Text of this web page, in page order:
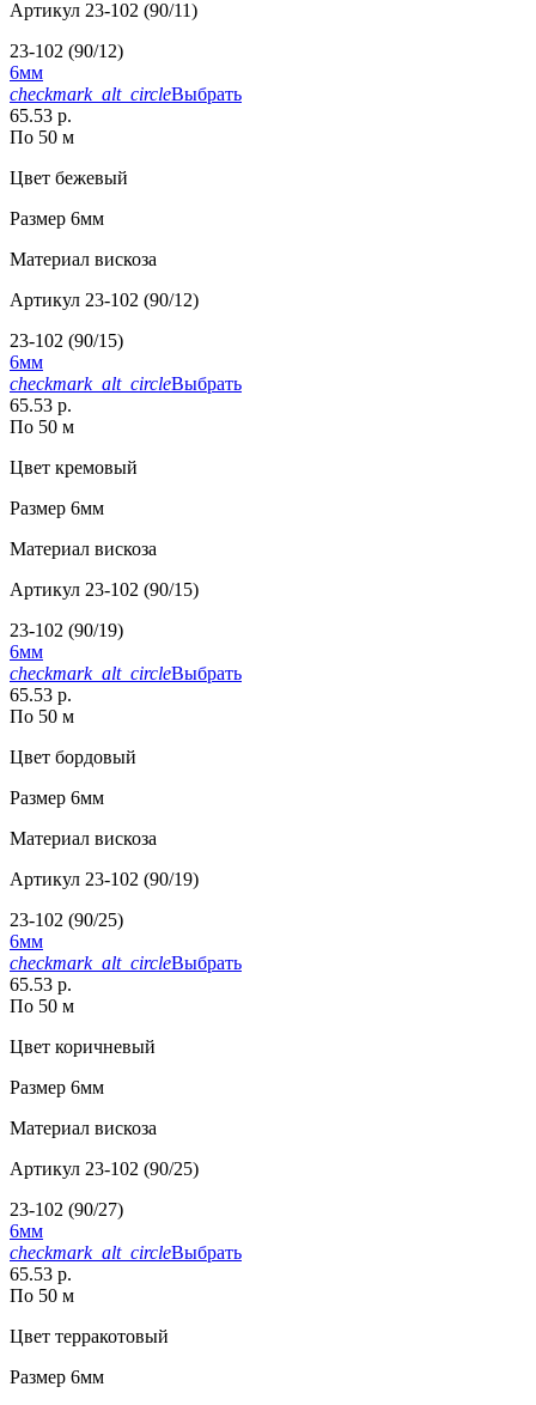
Артикул 23-102 (90/11)
23-102 (90/12)
6мм
checkmark_alt_circleВыбрать
65.53 р.
По 50 м
Цвет бежевый
Размер 6мм
Материал вискоза
Артикул 23-102 (90/12)
23-102 (90/15)
6мм
checkmark_alt_circleВыбрать
65.53 р.
По 50 м
Цвет кремовый
Размер 6мм
Материал вискоза
Артикул 23-102 (90/15)
23-102 (90/19)
6мм
checkmark_alt_circleВыбрать
65.53 р.
По 50 м
Цвет бордовый
Размер 6мм
Материал вискоза
Артикул 23-102 (90/19)
23-102 (90/25)
6мм
checkmark_alt_circleВыбрать
65.53 р.
По 50 м
Цвет коричневый
Размер 6мм
Материал вискоза
Артикул 23-102 (90/25)
23-102 (90/27)
6мм
checkmark_alt_circleВыбрать
65.53 р.
По 50 м
Цвет терракотовый
Размер 6мм